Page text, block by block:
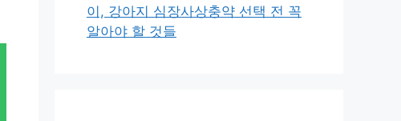
이, 강아지 심장사상충약 선택 전 꼭
알아야 할 것들